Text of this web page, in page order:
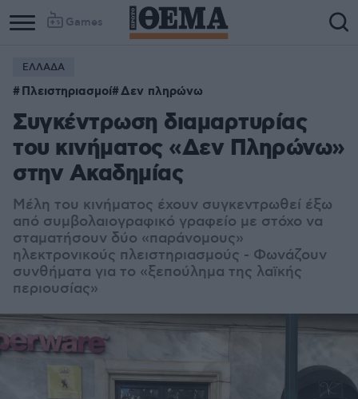
Games
Column
1
Column
2
ΕΛΛΑΔΑ
Πλειστηριασμοί Δεν πληρώνω
Συγκέντρωση διαμαρτυρίας
του κινήματος «Δεν Πληρώνω»
στην Ακαδημίας
Μέλη του κινήματος έχουν συγκεντρωθεί έξω
από συμβολαιογραφικό γραφείο με στόχο να
σταματήσουν δύο «παράνομους»
ηλεκτρονικούς πλειστηριασμούς - Φωνάζουν
συνθήματα για το «ξεπούλημα της λαϊκής
περιουσίας»